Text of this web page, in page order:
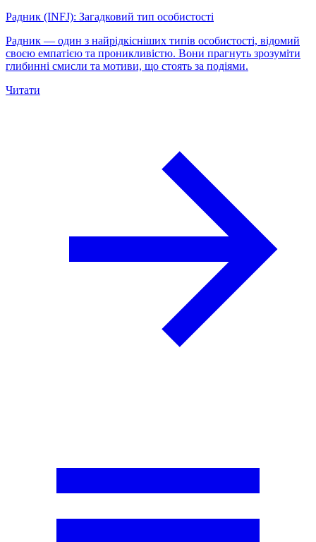
Радник (INFJ): Загадковий тип особистості
Радник — один з найрідкісніших типів особистості, відомий
своєю емпатією та проникливістю. Вони прагнуть зрозуміти
глибинні смисли та мотиви, що стоять за подіями.
Читати